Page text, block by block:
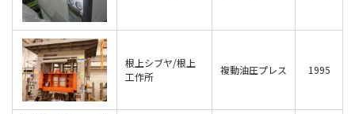
根上シブヤ/根上
工作所
複動油圧プレス 1995